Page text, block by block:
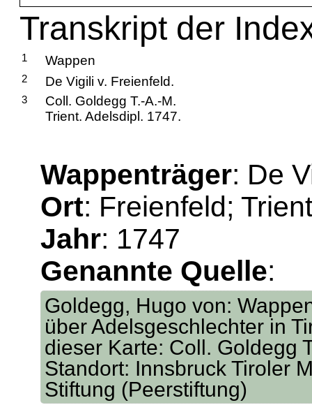
Transkript der
1 Wappen
2 De Vigili v. Freienfeld.
3
Coll. Goldegg T.-A.-M.
Trient. Adelsdipl. 1747.
Wappenträger: De
Ort: Freienfeld; Trient
Jahr: 1747
Genannte Quelle:
Goldegg, Hugo von:
über Adelsgeschlechter in
dieser Karte: Coll. Goldegg
Standort: Innsbruck Tiroler
Stiftung (Peerstiftung)